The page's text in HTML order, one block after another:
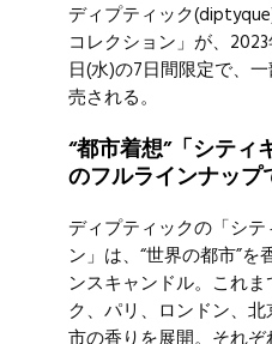
ディプティック
コレクション」が、
日(水)の7日間限定で、
売される。
“都市着想”「シティ
のフルラインナップ
ディプティックの「シ
ン」は、“世界の都市”
ンスキャンドル。これ
ク、パリ、ロンドン、